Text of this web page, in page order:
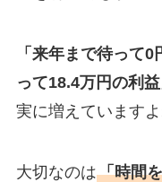
「来年まで待って
って18.4万円の利益
実に増えていますよ
大切なのは「時間